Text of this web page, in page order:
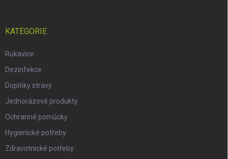
KATEGORIE
Rukavice
Dezinfekce
Doplňky stravy
Jednorázové produkty
Ochranné pomůcky
Hygienické potřeby
Zdravotnické potřeby